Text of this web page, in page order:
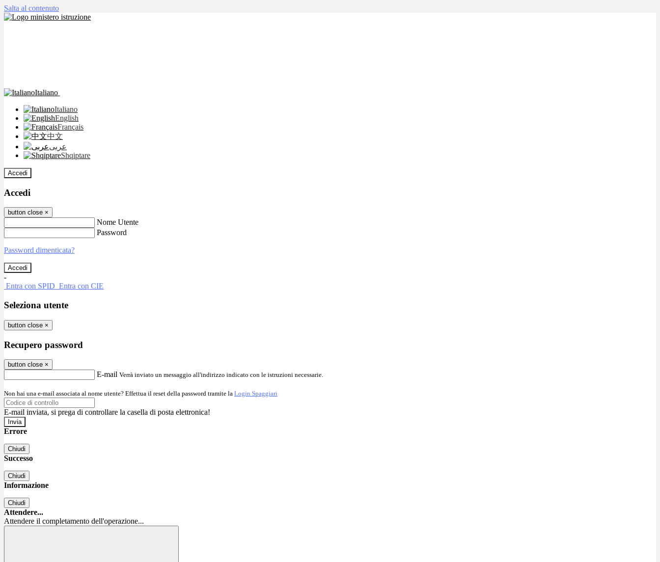
Salta al contenuto
Italiano
Italiano
English
Français
中文
عربى
Shqiptare
Accedi
Accedi
button close ×
Nome Utente
Password
Password dimenticata?
-
Entra con SPID Entra con CIE
Seleziona utente
button close ×
Recupero password
button close ×
E-mail Verrà inviato un messaggio all'indirizzo indicato con le istruzioni necessarie.
Non hai una e-mail associata al nome utente? Effettua il reset della password tramite la Login Spaggiari
E-mail inviata, si prega di controllare la casella di posta elettronica!
Errore
Chiudi
Successo
Chiudi
Informazione
Chiudi
Attendere...
Attendere il completamento dell'operazione...